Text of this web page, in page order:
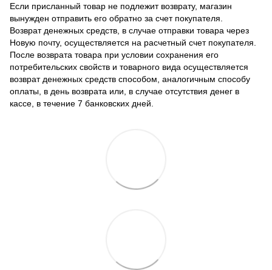
Если присланный товар не подлежит возврату, магазин
вынужден отправить его обратно за счет покупателя.
Возврат денежных средств, в случае отправки товара через
Новую почту, осуществляется на расчетный счет покупателя.
После возврата товара при условии сохранения его
потребительских свойств и товарного вида осуществляется
возврат денежных средств способом, аналогичным способу
оплаты, в день возврата или, в случае отсутствия денег в
кассе, в течение 7 банковских дней.